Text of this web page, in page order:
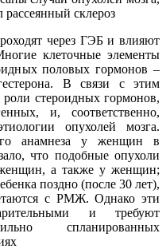
склероз
через ГЭБ и влияют
клеточные элементы
половых гормонов –
В связи с этим
стероидных гормонов,
и, соответственно,
опухолей мозга.
анамнеза у женщин в
что подобные опухоли
а также у женщин;
поздно (после 30 лет),
с РМЖ. Однако эти
и требуют
спланированных